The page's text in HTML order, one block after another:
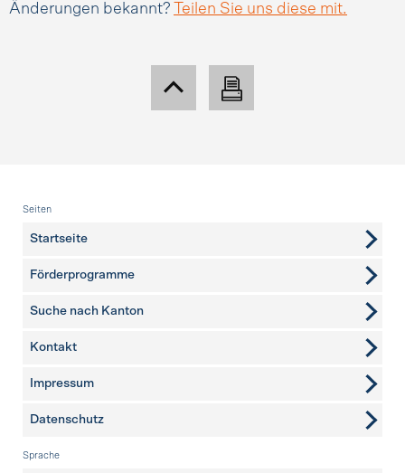
Änderungen bekannt?
Teilen Sie uns diese mit.
Fusszeile
Seiten
Startseite
Förderprogramme
Suche nach Kanton
weitere Seiten
Kontakt
Impressum
Datenschutz
Sprache